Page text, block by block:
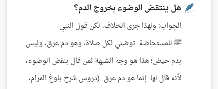
هل ينتقض الوضوء بخروج الدم؟
الجواب: ولهذا جرى الخلاف، لكن قول النبي
ﷺ للمستحاضة: توضئي لكل صلاة، وهو دم عرق، وليس
بدم حيض؛ هذا هو وجه الشبهة لمن قال بنقض الوضوء،
لأنه قال لها: إنما هو دم عرق. (دروس شرح بلوغ المرام،